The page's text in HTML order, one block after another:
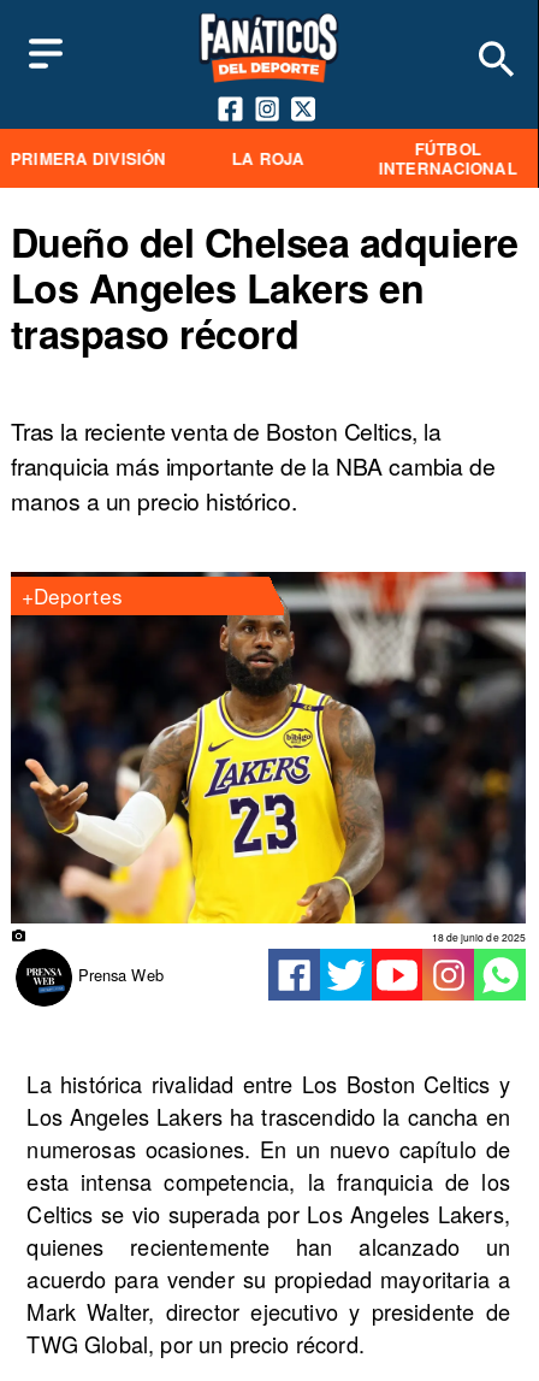
PRIMERA DIVISIÓN LA ROJA
FÚTBOL
INTERNACIONAL
Dueño del Chelsea adquiere
Los Angeles Lakers en
traspaso récord
Tras la reciente venta de Boston Celtics, la
franquicia más importante de la NBA cambia de
manos a un precio histórico.
+Deportes
Prensa Web
18 de junio de 2025
La histórica rivalidad entre Los Boston Celtics y
Los Angeles Lakers ha trascendido la cancha en
numerosas ocasiones. En un nuevo capítulo de
esta intensa competencia, la franquicia de los
Celtics se vio superada por Los Angeles Lakers,
quienes recientemente han alcanzado un
acuerdo para vender su propiedad mayoritaria a
Mark Walter, director ejecutivo y presidente de
TWG Global, por un precio récord.